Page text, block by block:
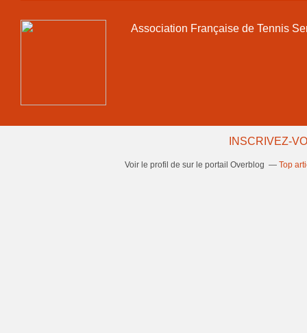
Association Française de Tennis
INSCRIVEZ-
Voir le profil de sur le portail Overblog Top